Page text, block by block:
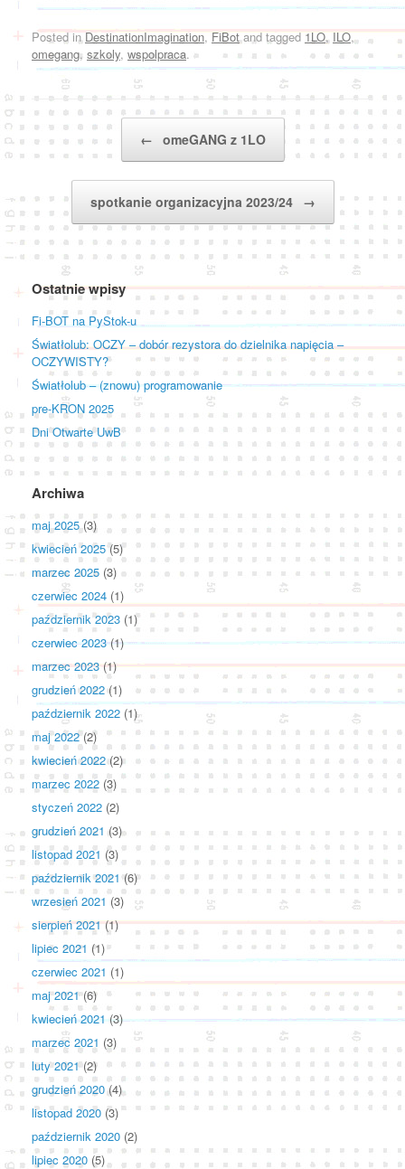
Posted in DestinationImagination,FiBotand tagged1LO,ILO,
omegang, szkoly, wspolpraca.
Post navigation
← omeGANG z 1LO
spotkanie organizacyjna 2023/24 →
Ostatnie wpisy
Fi-BOT na PyStok-u
Światłolub: OCZY – dobór rezystora do dzielnika napięcia –
OCZYWISTY?
Światłolub – (znowu) programowanie
pre-KRON 2025
Dni Otwarte UwB
Archiwa
maj 2025(3)
kwiecień 2025(5)
marzec 2025 (3)
czerwiec 2024 (1)
październik 2023 (1)
czerwiec 2023 (1)
marzec 2023(1)
grudzień 2022(1)
październik 2022 (1)
maj 2022(2)
kwiecień 2022(2)
marzec 2022 (3)
styczeń 2022 (2)
grudzień 2021 (3)
listopad 2021 (3)
październik 2021 (6)
wrzesień 2021 (3)
sierpień 2021(1)
lipiec 2021 (1)
czerwiec 2021 (1)
maj 2021(6)
kwiecień 2021(3)
marzec 2021 (3)
luty 2021(2)
grudzień 2020(4)
listopad 2020 (3)
październik 2020 (2)
lipiec 2020 (5)